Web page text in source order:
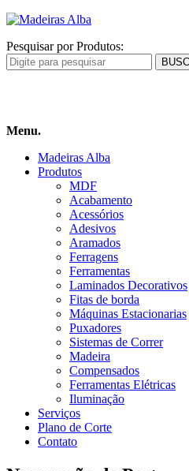
Pesquisar por Produtos:
Menu.
Madeiras Alba
Produtos
MDF
Acabamento
Acessórios
Adesivos
Aramados
Ferragens
Ferramentas
Laminados Decorativos
Fitas de borda
Máquinas Estacionarias
Puxadores
Sistemas de Correr
Madeira
Compensados
Ferramentas Elétricas
Iluminação
Serviços
Plano de Corte
Contato